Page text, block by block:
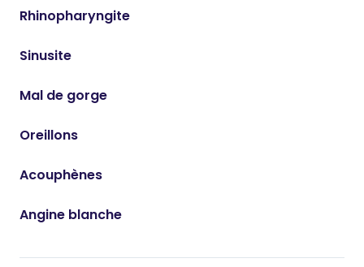
Rhinopharyngite
Sinusite
Mal de gorge
Oreillons
Acouphènes
Angine blanche